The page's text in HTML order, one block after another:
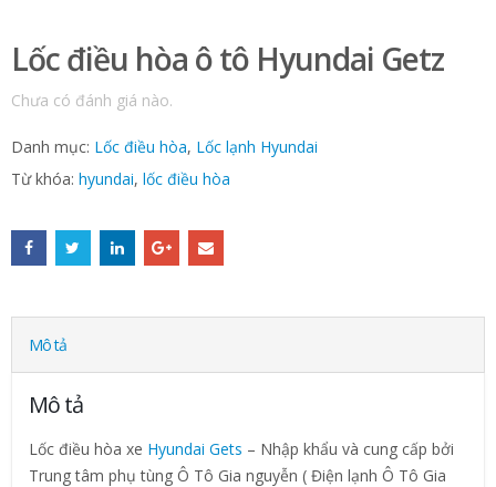
Lốc điều hòa ô tô Hyundai Getz
Chưa có đánh giá nào.
Danh mục: Lốc điều hòa, Lốc lạnh Hyundai
Từ khóa: hyundai, lốc điều hòa
Mô tả
Mô tả
Lốc điều hòa xe Hyundai Gets – Nhập khẩu và cung cấp bởi
Trung tâm phụ tùng Ô Tô Gia nguyễn ( Điện lạnh Ô Tô Gia